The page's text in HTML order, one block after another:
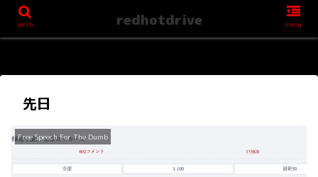
先日
Free Speech For The Dumb
serch redhotdrive menu